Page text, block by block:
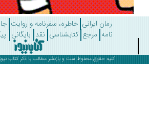
رمان ایرانی خاطره، سفرنامه و روایت جامعه
مرجع کتابشناسی نقد بایگانی پیگیری
کلیه حقوق محفوظ است و بازنشر مطالب با ذکرکتاب نیوز و درج